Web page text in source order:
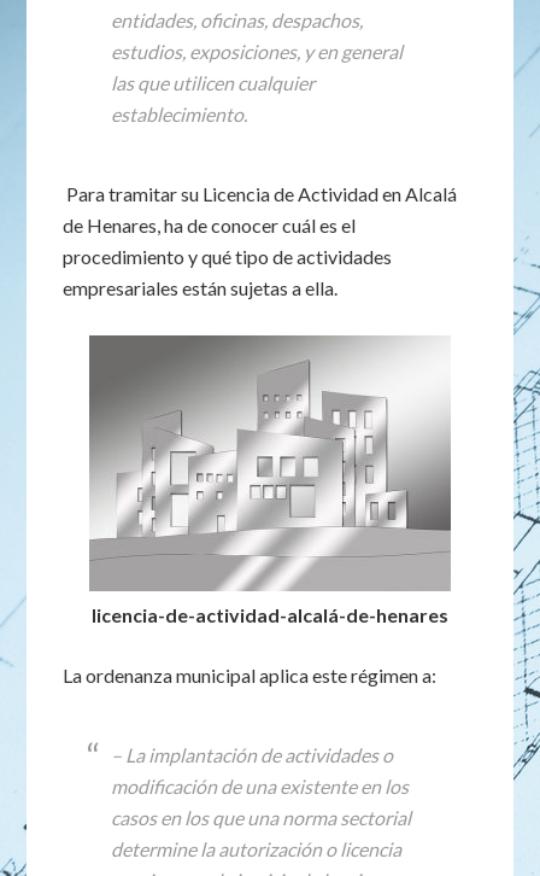
entidades, oficinas, despachos,
estudios, exposiciones, y en general
las que utilicen cualquier
establecimiento.
Para tramitar su Licencia de Actividad en Alcalá
de Henares, ha de conocer cuál es el
procedimiento y qué tipo de actividades
empresariales están sujetas a ella.
licencia-de-actividad-alcalá-de-henares
La ordenanza municipal aplica este régimen a:
– La implantación de actividades o
modificación de una existente en los
casos en los que una norma sectorial
determine la autorización o licencia